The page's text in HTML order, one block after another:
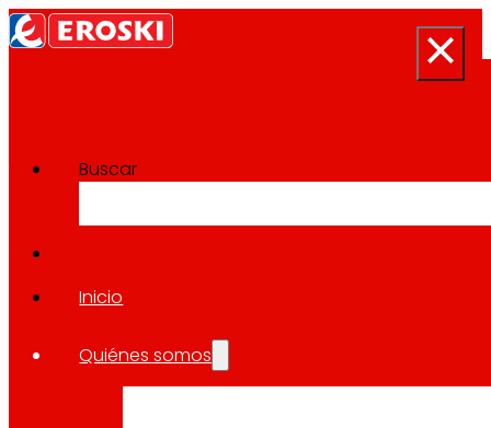
Buscar
Inicio
Quiénes somos
Proyectos de Innovación
Volver a todos los proyectos
2023